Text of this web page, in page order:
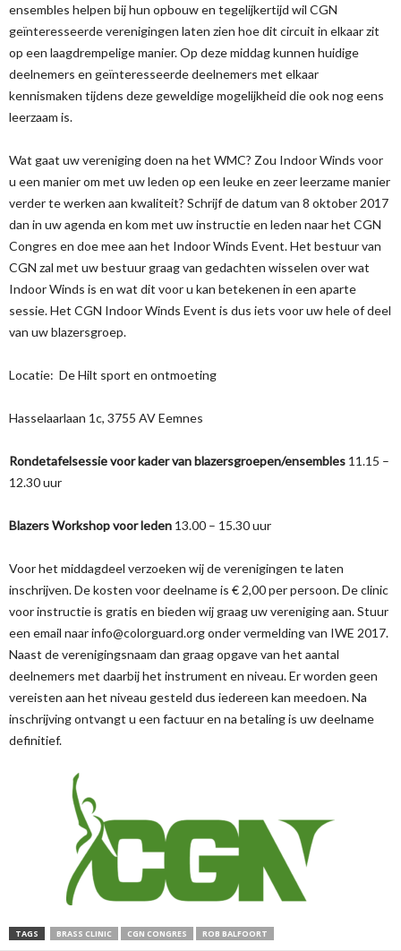
ensembles helpen bij hun opbouw en tegelijkertijd wil CGN
geïnteresseerde verenigingen laten zien hoe dit circuit in elkaar zit
op een laagdrempelige manier. Op deze middag kunnen huidige
deelnemers en geïnteresseerde deelnemers met elkaar
kennismaken tijdens deze geweldige mogelijkheid die ook nog eens
leerzaam is.
Wat gaat uw vereniging doen na het WMC? Zou Indoor Winds voor
u een manier om met uw leden op een leuke en zeer leerzame manier
verder te werken aan kwaliteit? Schrijf de datum van 8 oktober 2017
dan in uw agenda en kom met uw instructie en leden naar het CGN
Congres en doe mee aan het Indoor Winds Event. Het bestuur van
CGN zal met uw bestuur graag van gedachten wisselen over wat
Indoor Winds is en wat dit voor u kan betekenen in een aparte
sessie. Het CGN Indoor Winds Event is dus iets voor uw hele of deel
van uw blazersgroep.
Locatie: De Hilt sport en ontmoeting
Hasselaarlaan 1c, 3755 AV Eemnes
Rondetafelsessie voor kader van blazersgroepen/ensembles 11.15 –
12.30 uur
Blazers Workshop voor leden 13.00 – 15.30 uur
Voor het middagdeel verzoeken wij de verenigingen te laten
inschrijven. De kosten voor deelname is € 2,00 per persoon. De clinic
voor instructie is gratis en bieden wij graag uw vereniging aan. Stuur
een email naar info@colorguard.org onder vermelding van IWE 2017.
Naast de verenigingsnaam dan graag opgave van het aantal
deelnemers met daarbij het instrument en niveau. Er worden geen
vereisten aan het niveau gesteld dus iedereen kan meedoen. Na
inschrijving ontvangt u een factuur en na betaling is uw deelname
definitief.
TAGS BRASS CLINIC CGN CONGRES ROB BALFOORT